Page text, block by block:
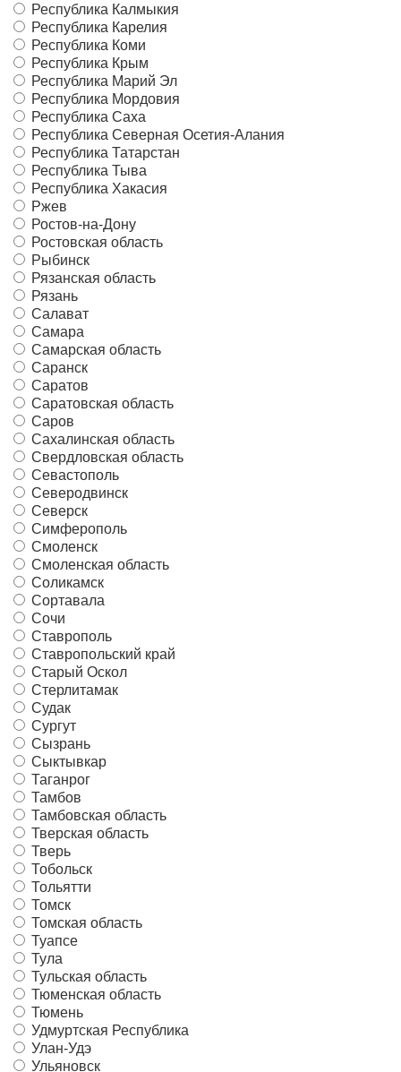
Республика Калмыкия
Республика Карелия
Республика Коми
Республика Крым
Республика Марий Эл
Республика Мордовия
Республика Саха
Республика Северная Осетия-Алания
Республика Татарстан
Республика Тыва
Республика Хакасия
Ржев
Ростов-на-Дону
Ростовская область
Рыбинск
Рязанская область
Рязань
Салават
Самара
Самарская область
Саранск
Саратов
Саратовская область
Саров
Сахалинская область
Свердловская область
Севастополь
Северодвинск
Северск
Симферополь
Смоленск
Смоленская область
Соликамск
Сортавала
Сочи
Ставрополь
Ставропольский край
Старый Оскол
Стерлитамак
Судак
Сургут
Сызрань
Сыктывкар
Таганрог
Тамбов
Тамбовская область
Тверская область
Тверь
Тобольск
Тольятти
Томск
Томская область
Туапсе
Тула
Тульская область
Тюменская область
Тюмень
Удмуртская Республика
Улан-Удэ
Ульяновск